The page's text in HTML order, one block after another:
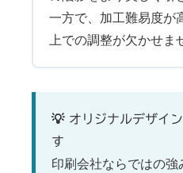
一方で、加工難易度が
上での調整が欠かせま
💡 オリジナルデザイ
す
印刷会社ならではの強
お問い合わせはこちら